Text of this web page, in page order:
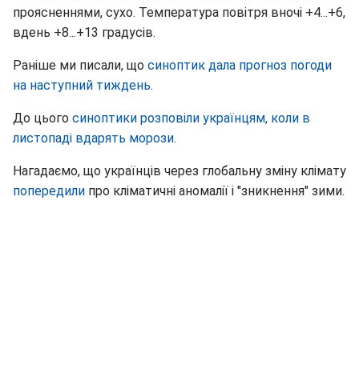
проясненнями, сухо. Температура повітря вночі +4...+6,
вдень +8...+13 градусів.
Раніше ми писали, що синоптик дала прогноз погоди
на наступний тиждень.
До цього синоптики розповіли українцям, коли в
листопаді вдарять морози.
Нагадаємо, що українців через глобальну зміну клімату
попередили про кліматичні аномалії і "зникнення" зими.